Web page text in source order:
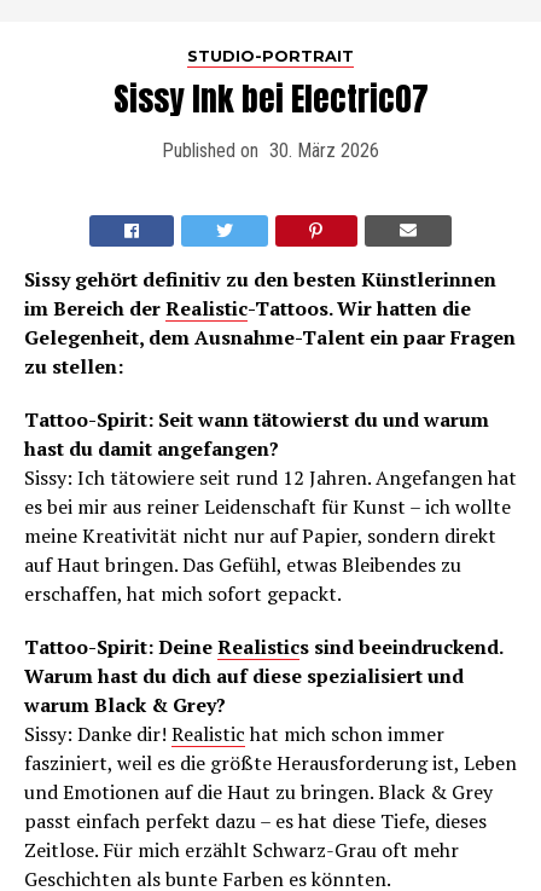
STUDIO-PORTRAIT
Sissy Ink bei Electric07
Published on 30. März 2026
Sissy gehört definitiv zu den besten Künstlerinnen
im Bereich derRealistic-Tattoos. Wir hatten die
Gelegenheit, dem Ausnahme-Talent ein paar Fragen
zu stellen:
Tattoo-Spirit: Seit wann tätowierst du und warum
hast du damit angefangen?
Sissy: Ich tätowiere seit rund 12 Jahren. Angefangen hat
es bei mir aus reiner Leidenschaft für Kunst – ich wollte
meine Kreativität nicht nur auf Papier, sondern direkt
auf Haut bringen. Das Gefühl, etwas Bleibendes zu
erschaffen, hat mich sofort gepackt.
Tattoo-Spirit: DeineRealistics sind beeindruckend.
Warum hast du dich auf diese spezialisiert und
warum Black & Grey?
Sissy: Danke dir! Realistichat mich schon immer
fasziniert, weil es die größte Herausforderung ist, Leben
und Emotionen auf die Haut zu bringen. Black & Grey
passt einfach perfekt dazu – es hat diese Tiefe, dieses
Zeitlose. Für mich erzählt Schwarz-Grau oft mehr
Geschichten als bunte Farben es könnten.